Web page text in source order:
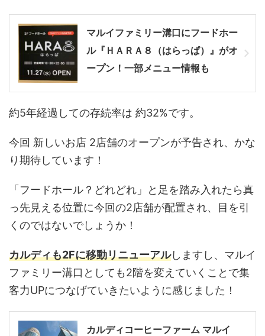
マルイファミリー溝口にフードホー
ル『ＨＡＲＡ８（はらっぱ）』がオ
ープン！一部メニュー情報も
約5年経過しての存続率は 約32%です。
今回 新しいお店 2店舗のオープンが予告され、かな
り期待しています！
「フードホール？どれどれ」と足を踏み入れたら真
っ先見える位置に今回の2店舗が配置され、目を引
くのではないでしょうか！
カルディも2Fに移動リニューアルしますし、マルイ
ファミリー溝口としても2階を変えていくことで集
客力UPにつなげていきたいように感じました！
カルディコーヒーファーム マルイ